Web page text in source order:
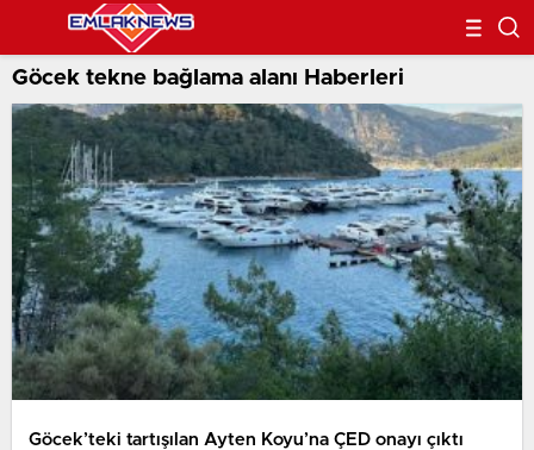
Göcek tekne bağlama alanı Haberleri
Göcek’teki tartışılan Ayten Koyu’na ÇED onayı çıktı